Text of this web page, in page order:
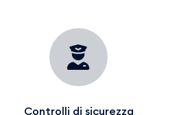
Controlli di sicurezza